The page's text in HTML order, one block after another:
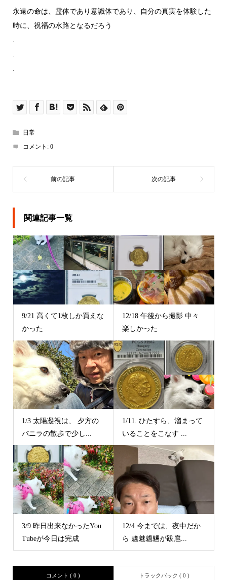
永遠の命は、霊体であり意識体であり、自分の真実を体験した
時に、祝福の水路となるだろう
.
.
.
日常
コメント: 0
関連記事一覧
9/21 高くて1枚しか買えな
かった
12/18 午後から撮影 中々
楽しかった
1/3 太陽凝視は、 夕方の
バニラの散歩で少し...
1/11. ひたすら、溜まって
いることをこなす ...
3/9 昨日出来なかったYou
Tubeが今日は完成
12/4 今までは、夜中だか
ら 魑魅魍魎が跋扈...
コメント ( 0 ) トラックバック ( 0 )